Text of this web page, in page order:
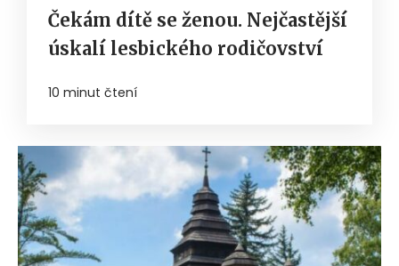
Čekám dítě se ženou. Nejčastější
úskalí lesbického rodičovství
10 minut čtení